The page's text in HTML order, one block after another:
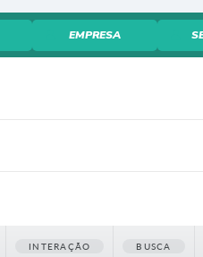
EMPRESA
INTERAÇÃO BUSCA